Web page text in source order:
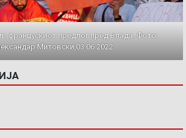
францускиот предлог пред Влада. Фото:
Митовски,03.06.2022